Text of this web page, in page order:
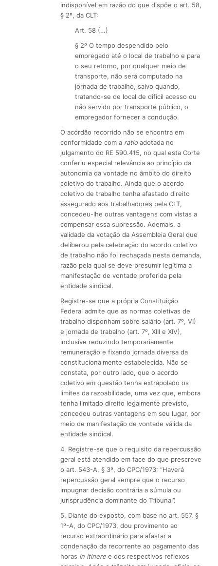
indisponível em razão do que dispõe o art. 58,
§ 2º, da CLT:
Art. 58 (…)
§ 2º O tempo despendido pelo
empregado até o local de trabalho e para
o seu retorno, por qualquer meio de
transporte, não será computado na
jornada de trabalho, salvo quando,
tratando-se de local de difícil acesso ou
não servido por transporte público, o
empregador fornecer a condução.
O acórdão recorrido não se encontra em
conformidade com a ratioadotada no
julgamento do RE 590.415, no qual esta Corte
conferiu especial relevância ao princípio da
autonomia da vontade no âmbito do direito
coletivo do trabalho. Ainda que o acordo
coletivo de trabalho tenha afastado direito
assegurado aos trabalhadores pela CLT,
concedeu-lhe outras vantagens com vistas a
compensar essa supressão. Ademais, a
validade da votação da Assembleia Geral que
deliberou pela celebração do acordo coletivo
de trabalho não foi rechaçada nesta demanda,
razão pela qual se deve presumir legítima a
manifestação de vontade proferida pela
entidade sindical.
Registre-se que a própria Constituição
Federal admite que as normas coletivas de
trabalho disponham sobre salário (art. 7º, VI)
e jornada de trabalho (art. 7º, XIII e XIV),
inclusive reduzindo temporariamente
remuneração e fixando jornada diversa da
constitucionalmente estabelecida. Não se
constata, por outro lado, que o acordo
coletivo em questão tenha extrapolado os
limites da razoabilidade, uma vez que, embora
tenha limitado direito legalmente previsto,
concedeu outras vantagens em seu lugar, por
meio de manifestação de vontade válida da
entidade sindical.
4. Registre-se que o requisito da repercussão
geral está atendido em face do que prescreve
o art. 543-A, § 3º, do CPC/1973: “Haverá
repercussão geral sempre que o recurso
impugnar decisão contrária a súmula ou
jurisprudência dominante do Tribunal”.
5. Diante do exposto, com base no art. 557, §
1º-A, do CPC/1973, dou provimento ao
recurso extraordinário para afastar a
condenação da recorrente ao pagamento das
horas in itineree dos respectivos reflexos